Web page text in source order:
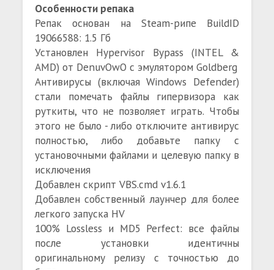
Особенности репака
Репак основан на Steam-рипе BuildID
19066588: 1.5 Гб
Установлен Hypervisor Bypass (INTEL &
AMD) от DenuvOwO с эмулятором Goldberg
Антивирусы (включая Windows Defender)
стали помечать файлы гипервизора как
руткиты, что не позволяет играть. Чтобы
этого не было - либо отключите антивирус
полностью, либо добавьте папку с
установочными файлами и целевую папку в
исключения
Добавлен скрипт VBS.cmd v1.6.1
Добавлен собственный лаунчер для более
легкого запуска HV
100% Lossless и MD5 Perfect: все файлы
после установки идентичны
оригинальному релизу с точностью до